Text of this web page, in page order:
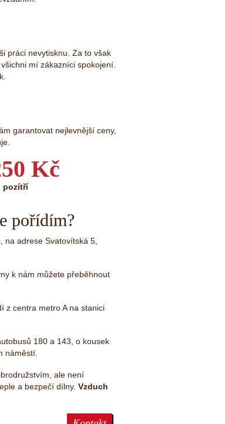
práci nevytisknu. Za to však
mí zákazníci spokojení.
garantovat nejlevnější ceny,
Kč
pozítří
pořídím?
na adrese Svatovítská 5,
k nám můžete přeběhnout
z centra metro A na stanici
180 a 143, o kousek
náměstí.
ale není
a bezpečí dílny. Vzduch